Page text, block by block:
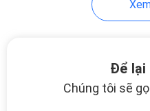
Để lại
Chúng tôi sẽ